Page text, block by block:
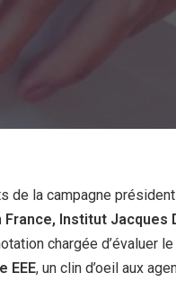
de la campagne
Institut Jacques
chargée d’évaluer
EEE, un clin d’oeil aux